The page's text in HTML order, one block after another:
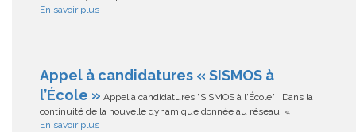
En savoir plus
Appel à candidatures « SISMOS à
l’École » Appel à candidatures "SISMOS à l'École" Dans la
continuité de la nouvelle dynamique donnée au réseau, «
En savoir plus